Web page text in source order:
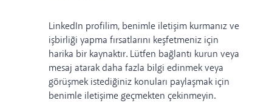
LinkedIn profilim, benimle iletişim kurmanız ve
işbirliği yapma fırsatlarını keşfetmeniz için
harika bir kaynaktır. Lütfen bağlantı kurun veya
mesaj atarak daha fazla bilgi edinmek veya
görüşmek istediğiniz konuları paylaşmak için
benimle iletişime geçmekten çekinmeyin.